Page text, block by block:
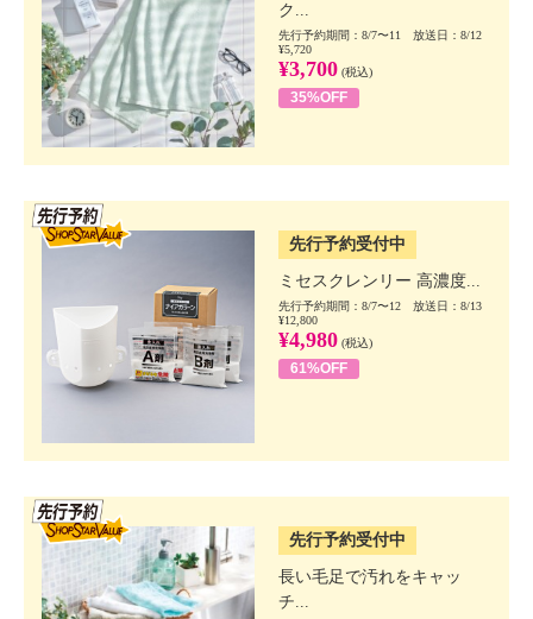
ク...
先行予約期間：8/7〜11 放送日：8/12
¥5,720
¥3,700 (税込)
35%OFF
先行予約受付中
ミセスクレンリー 高濃度...
先行予約期間：8/7〜12 放送日：8/13
¥12,800
¥4,980 (税込)
61%OFF
先行予約受付中
長い毛足で汚れをキャッ
チ...